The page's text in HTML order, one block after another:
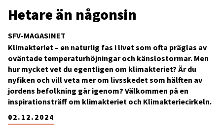
SFV-MAGASINET
Hetare än någonsin
02.12.2024
Klimakteriet – en naturlig fas i livet som ofta präglas av
oväntade temperaturhöjningar och känslostormar. Men
hur mycket vet du egentligen om klimakteriet? Är du
nyfiken och vill veta mer om livsskedet som hälften av
jordens befolkning går igenom? Välkommen på en
inspirationsträff om klimakteriet och Klimakteriecirkeln.